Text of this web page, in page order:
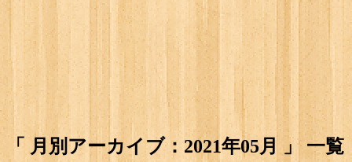
「 月別アーカイブ：2021年05月 」 一覧